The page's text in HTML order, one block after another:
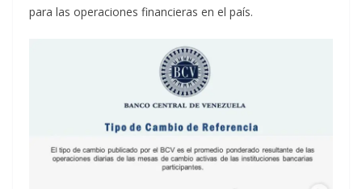
para las operaciones financieras en el país.